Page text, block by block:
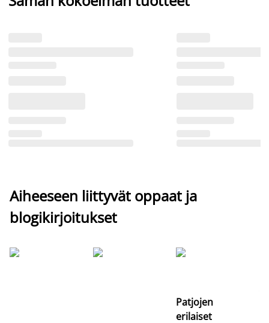
Aiheeseen liittyvät oppaat ja
blogikirjoitukset
Patjojen
erilaiset